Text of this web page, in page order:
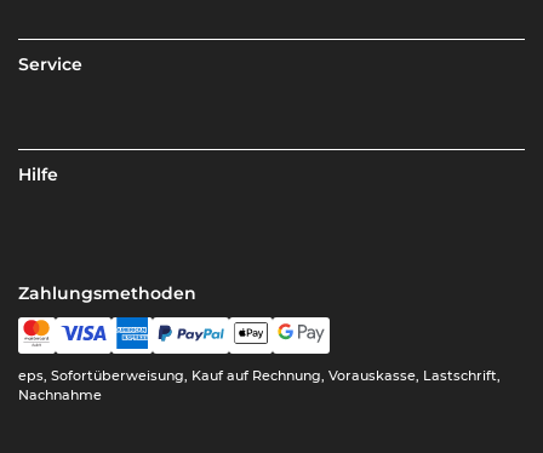
Service
Hilfe
Zahlungsmethoden
eps, Sofortüberweisung, Kauf auf Rechnung, Vorauskasse, Lastschrift,
Nachnahme